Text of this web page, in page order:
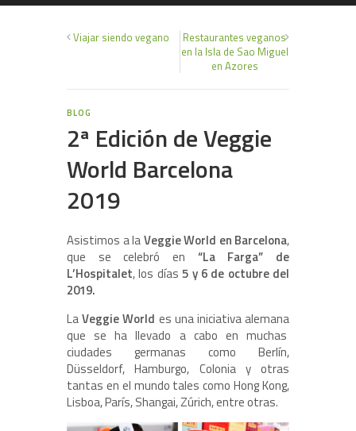
Viajar siendo vegano
Restaurantes veganos
en la Isla de Sao Miguel
en Azores
BLOG
2ª Edición de Veggie
World Barcelona
2019
Asistimos a laVeggie World en Barcelona,
que se celebró en “La Farga” de
L’Hospitalet, los días5 y 6 de octubre del
2019.
LaVeggie World es una iniciativa alemana
que se ha llevado a cabo en muchas
ciudades germanas como Berlín,
Düsseldorf, Hamburgo, Colonia y otras
tantas en el mundo tales como Hong Kong,
Lisboa, París, Shangai, Zúrich, entre otras.